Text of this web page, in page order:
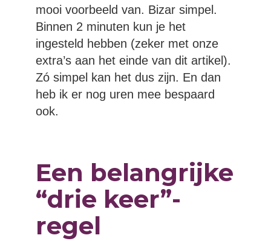
mooi voorbeeld van. Bizar simpel.
Binnen 2 minuten kun je het
ingesteld hebben (zeker met onze
extra’s aan het einde van dit artikel).
Zó simpel kan het dus zijn. En dan
heb ik er nog uren mee bespaard
ook.
Een belangrijke
“drie keer”-
regel